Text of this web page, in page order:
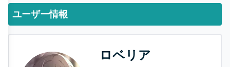
ユーザー情報
ロベリア